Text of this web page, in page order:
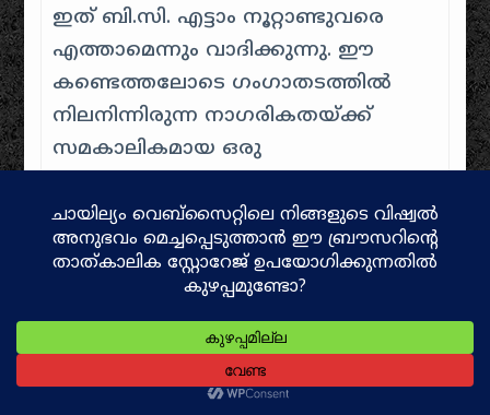
ഇത് ബി.സി. എട്ടാം നൂറ്റാണ്ടുവരെ
എത്താമെന്നും വാദിക്കുന്നു. ഈ
കണ്ടെത്തലോടെ ഗംഗാതടത്തിൽ
നിലനിന്നിരുന്ന നാഗരികതയ്ക്ക്
സമകാലികമായ ഒരു
ഇന്ത്യയിലും, പ്രത്യേകിച്ച് തമിഴകത്തും
ഉണ്ടായിരുന്നു എന്ന് സ്ഥാപിക്കപ്പെട്ടു.
കീഴടിയിലെ കണ്ടെത്തലുകൾ
സംഘകാല സാഹിത്യത്തിൽ
വർണ്ണിക്കുന്ന ജീവിതരീതികൾക്ക്
പുരാവസ്തുശാസ്ത്രപരമായ